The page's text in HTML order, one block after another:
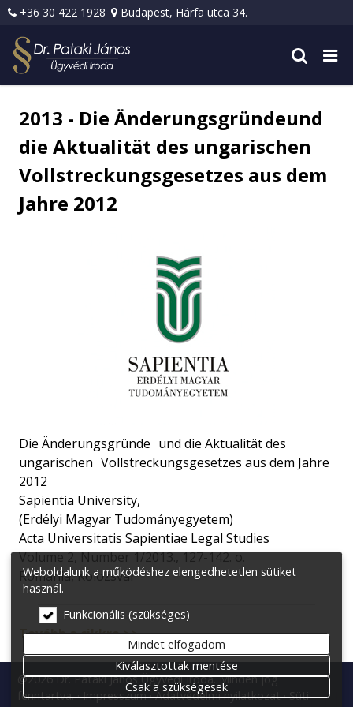
+36 30 422 1928 Budapest, Hárfa utca 34.
2013 - Die Änderungsgründeund
die Aktualität des ungarischen
Vollstreckungsgesetzes aus dem
Jahre 2012
Die Änderungsgründe und die Aktualität des
ungarischen Vollstreckungsgesetzes aus dem Jahre
2012
Sapientia University,
(Erdélyi Magyar Tudományegyetem)
Acta Universitatis Sapientiae Legal Studies
Volume 2, Number 1/2013., 127-142. o.
Románia, Kolozsvár
Tovább a cikkre >>
@2026 Dr. Pataki János Ügyvédi Iroda. Minden jog
fenntartva. Impresszum Adatvédelmi nyilatkozat Süti
Weboldalunk a működéshez elengedhetetlen sütiket
használ.
Funkcionális (szükséges)
Mindet elfogadom
Kiválasztottak mentése
Csak a szükségesek